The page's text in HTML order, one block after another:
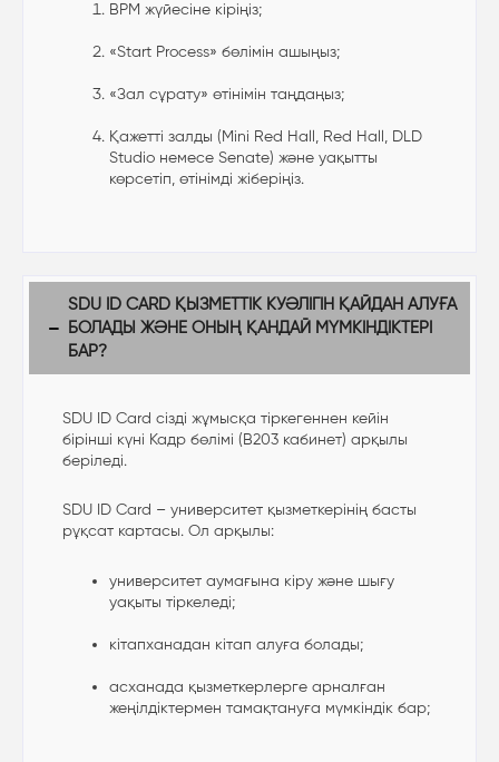
BPM жүйесіне кіріңіз;
«Start Process» бөлімін ашыңыз;
«Зал сұрату» өтінімін таңдаңыз;
Қажетті залды (Mini Red Hall, Red Hall, DLD
Studio немесе Senate) және уақытты
көрсетіп, өтінімді жіберіңіз.
SDU ID CARD ҚЫЗМЕТТІК КУӘЛІГІН ҚАЙДАН АЛУҒА
БОЛАДЫ ЖӘНЕ ОНЫҢ ҚАНДАЙ МҮМКІНДІКТЕРІ
БАР?
SDU ID Card сізді жұмысқа тіркегеннен кейін
бірінші күні Кадр бөлімі (B203 кабинет) арқылы
беріледі.
SDU ID Card – университет қызметкерінің басты
рұқсат картасы. Ол арқылы:
университет аумағына кіру және шығу
уақыты тіркеледі;
кітапханадан кітап алуға болады;
асханада қызметкерлерге арналған
жеңілдіктермен тамақтануға мүмкіндік бар;